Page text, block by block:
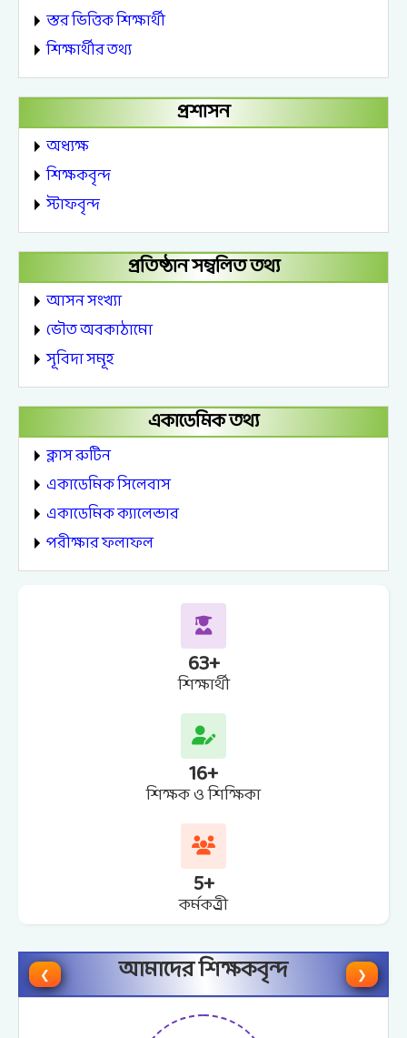
স্তর ভিত্তিক শিক্ষার্থী
শিক্ষার্থীর তথ্য
প্রশাসন
অধ্যক্ষ
শিক্ষকবৃন্দ
স্টাফবৃন্দ
প্রতিষ্ঠান সম্বলিত তথ্য
আসন সংখ্যা
ভৌত অবকাঠামো
সূবিদা সমূহ
একাডেমিক তথ্য
ক্লাস রুটিন
একাডেমিক সিলেবাস
একাডেমিক ক্যালেন্ডার
পরীক্ষার ফলাফল
63+
শিক্ষার্থী
16+
শিক্ষক ও শিক্ষিকা
5+
কর্মকত্র্রী
❮ আমাদের শিক্ষকবৃন্দ ❯